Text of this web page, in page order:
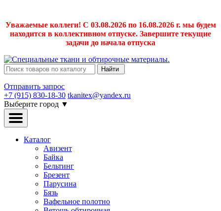
Уважаемые коллеги! С 03.08.2026 по 16.08.2026 г. мы будем
находится в коллективном отпуске. Завершите текущие
задачи до начала отпуска
Найти
Отправить запрос
+7 (915) 830-18-30 tkanitex@yandex.ru
Выберите город ▼
Каталог
Авизент
Байка
Бельтинг
Брезент
Парусина
Бязь
Вафельное полотно